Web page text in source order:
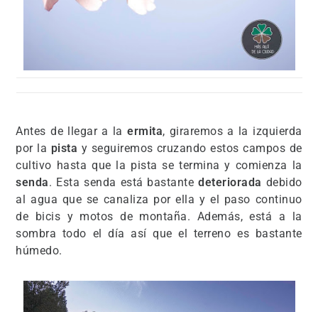
Antes de llegar a laermita, giraremos a la izquierda
por la pista y seguiremos cruzando estos campos de
cultivo hasta que la pista se termina y comienza la
senda. Esta senda está bastantedeteriorada debido
al agua que se canaliza por ella y el paso continuo
de bicis y motos de montaña. Además, está a la
sombra todo el día así que el terreno es bastante
húmedo.